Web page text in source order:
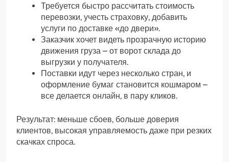
Требуется быстро рассчитать стоимость
перевозки, учесть страховку, добавить
услуги по доставке «до двери».
Заказчик хочет видеть прозрачную историю
движения груза – от ворот склада до
выгрузки у получателя.
Поставки идут через несколько стран, и
оформление бумаг становится кошмаром –
все делается онлайн, в пару кликов.
Результат: меньше сбоев, больше доверия
клиентов, высокая управляемость даже при резких
скачках спроса.